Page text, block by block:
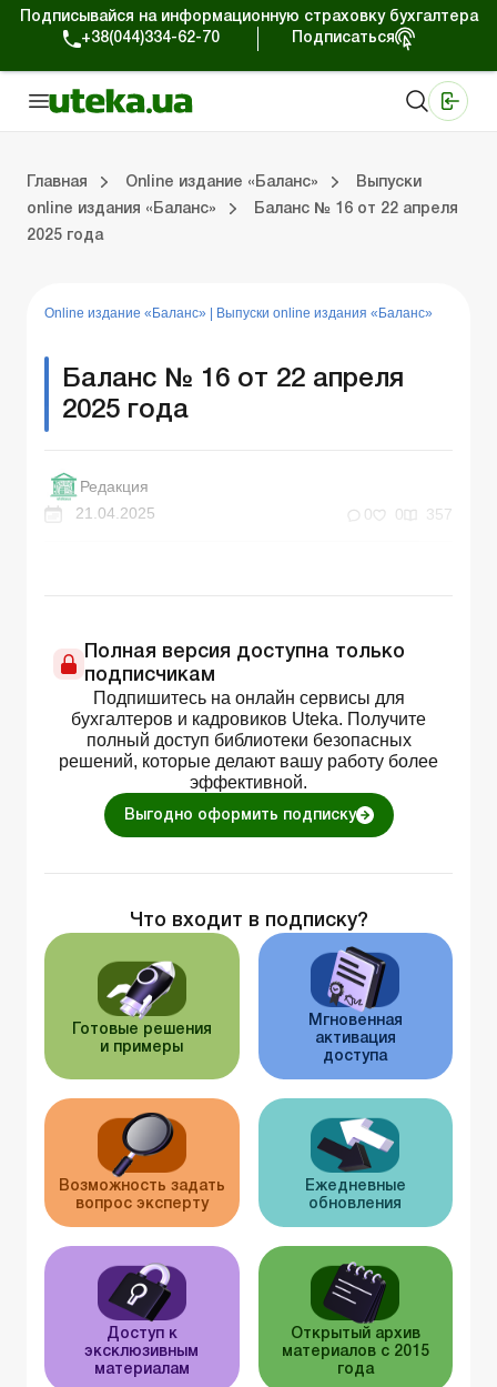
Подписывайся на информационную страховку бухгалтера
+38(044)334-62-70
Подписаться
Главная Online издание «Баланс»
Выпуски
online издания «Баланс»
Баланс № 16 от 22 апреля
2025 года
Online издание «Баланс» Выпуски online издания «Баланс»
Баланс № 16 от 22 апреля
2025 года
Редакция
21.04.2025
0 0 357
Полная версия доступна только
подписчикам
Подпишитесь на онлайн сервисы для
бухгалтеров и кадровиков Uteka. Получите
полный доступ библиотеки безопасных
решений, которые делают вашу работу более
эффективной.
Выгодно оформить подписку
Что входит в подписку?
Готовые решения
и примеры
Мгновенная
активация
доступа
Возможность задать
вопрос эксперту
Ежедневные
обновления
Доступ к
эксклюзивным
материалам
Открытый архив
материалов с 2015
года